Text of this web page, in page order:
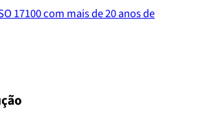
17100 com mais de 20 anos de